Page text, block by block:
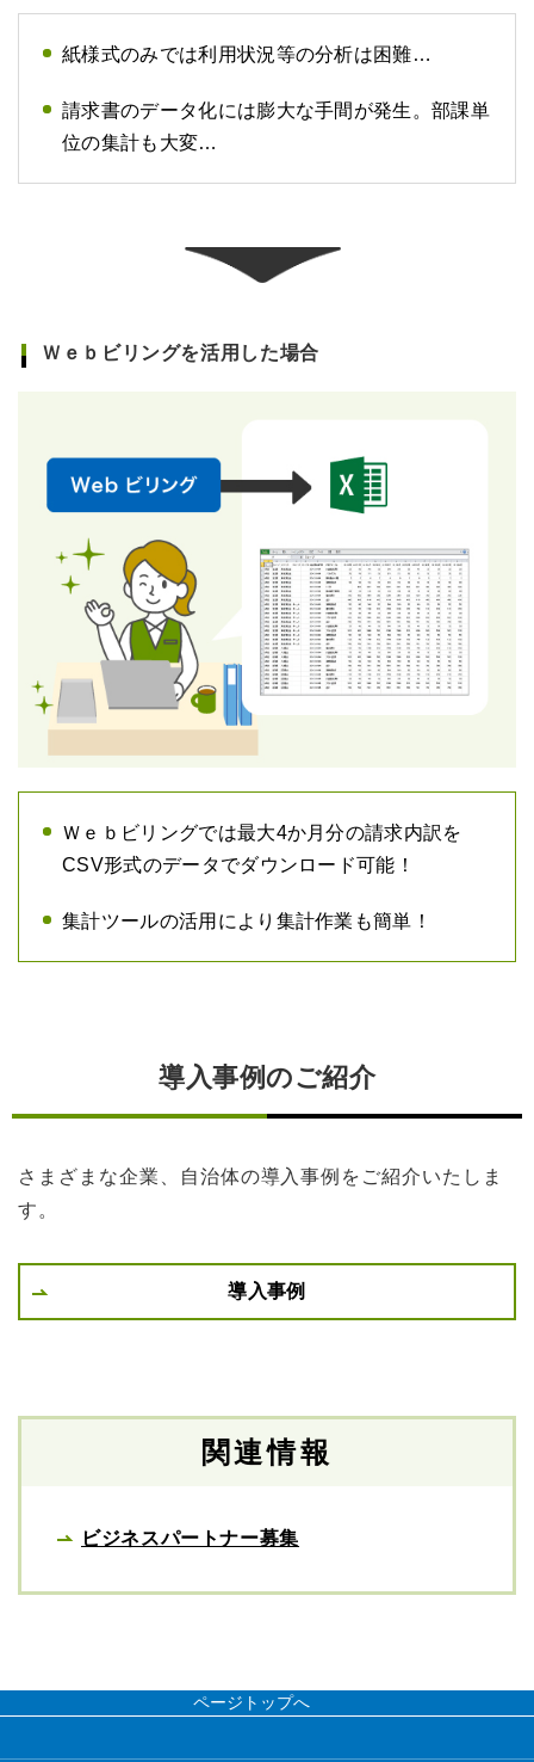
紙様式のみでは利用状況等の分析は困難…
請求書のデータ化には膨大な手間が発生。部課単
位の集計も大変…
Ｗｅｂビリングを活用した場合
Ｗｅｂビリングでは最大4か月分の請求内訳を
CSV形式のデータでダウンロード可能！
集計ツールの活用により集計作業も簡単！
導入事例のご紹介
さまざまな企業、自治体の導入事例をご紹介いたしま
す。
導入事例
関連情報
ビジネスパートナー募集
ページトップへ